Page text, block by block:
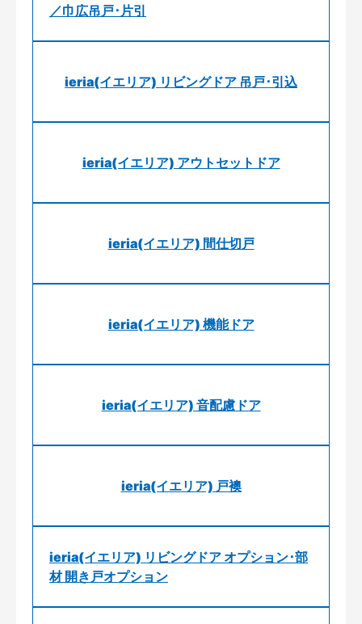
／巾広吊戸･片引
ieria(イエリア) リビングドア 吊戸･引込
ieria(イエリア) アウトセットドア
ieria(イエリア) 間仕切戸
ieria(イエリア) 機能ドア
ieria(イエリア) 音配慮ドア
ieria(イエリア) 戸襖
ieria(イエリア) リビングドア オプション･部
材 開き戸オプション